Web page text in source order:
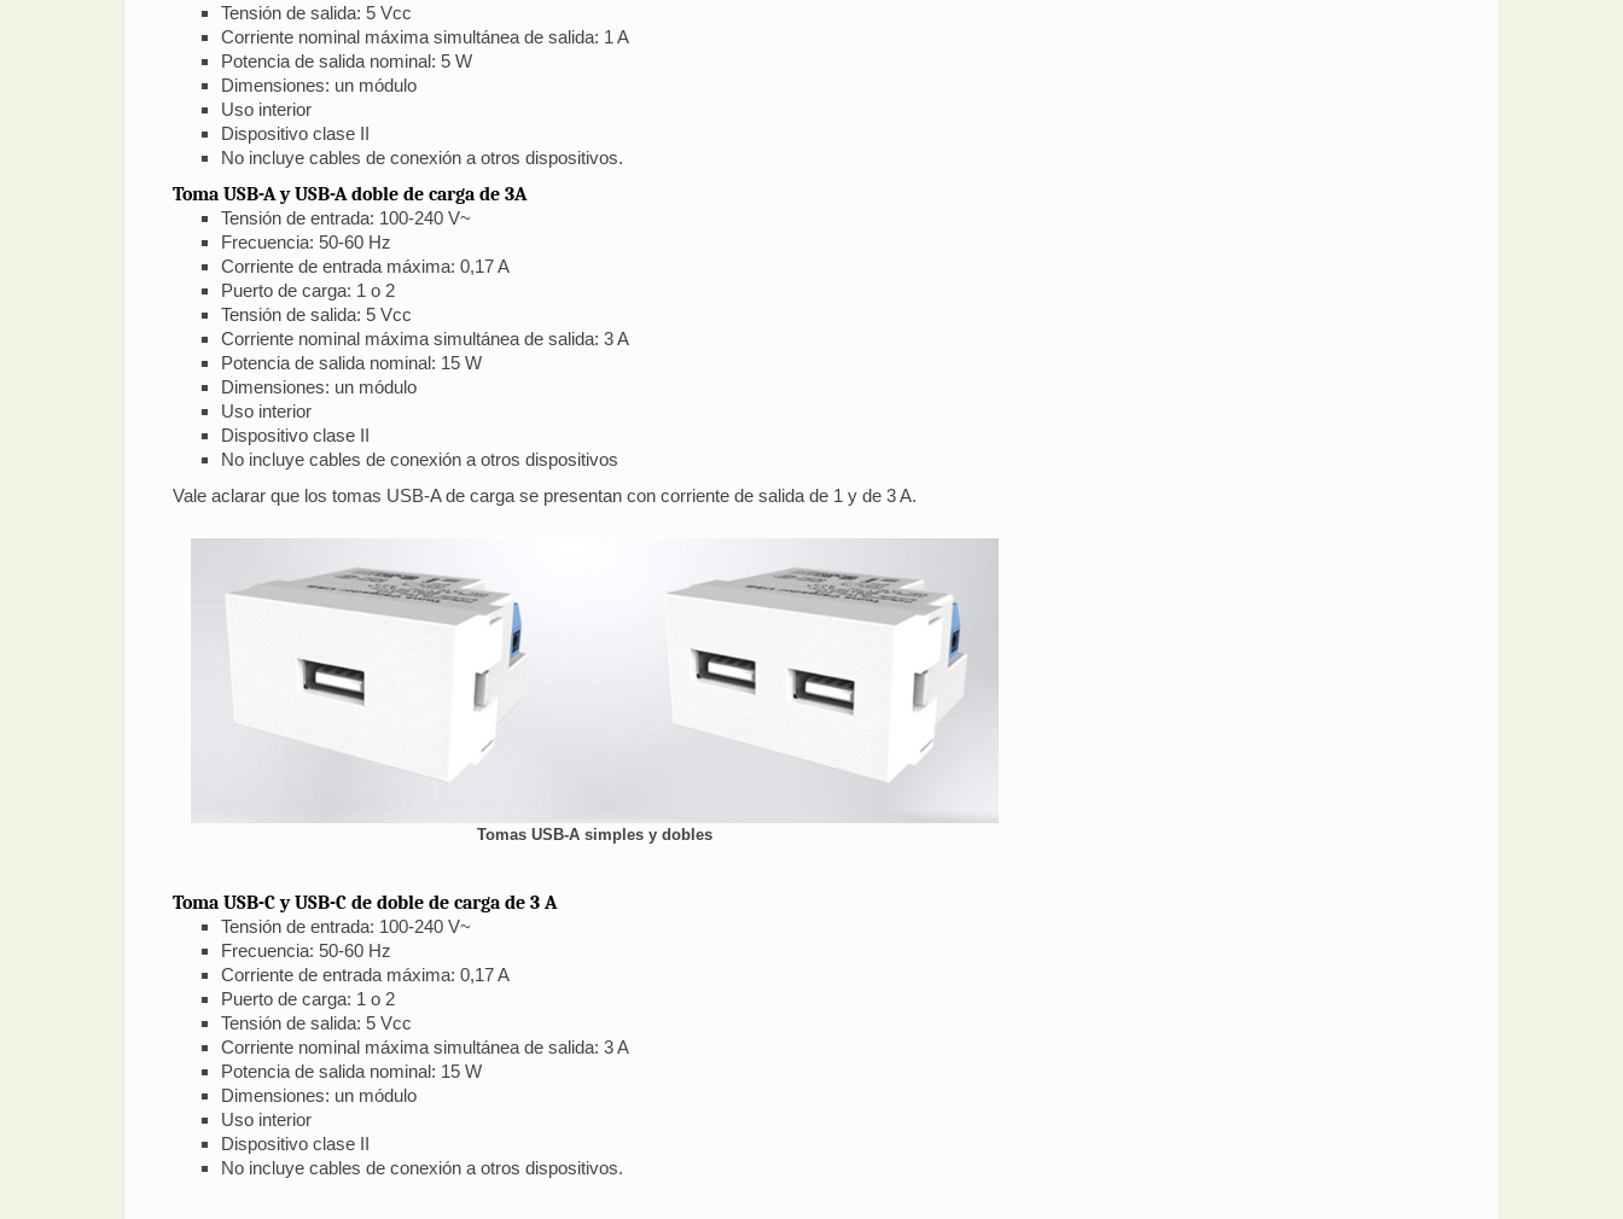
Tensión de salida: 5 Vcc
Corriente nominal máxima simultánea de salida: 1 A
Potencia de salida nominal: 5 W
Dimensiones: un módulo
Uso interior
Dispositivo clase II
No incluye cables de conexión a otros dispositivos.
Toma USB-A y USB-A doble de carga de 3A
Tensión de entrada: 100-240 V~
Frecuencia: 50-60 Hz
Corriente de entrada máxima: 0,17 A
Puerto de carga: 1 o 2
Tensión de salida: 5 Vcc
Corriente nominal máxima simultánea de salida: 3 A
Potencia de salida nominal: 15 W
Dimensiones: un módulo
Uso interior
Dispositivo clase II
No incluye cables de conexión a otros dispositivos
Vale aclarar que los tomas USB-A de carga se presentan con corriente de salida de 1 y de 3 A.
Tomas USB-A simples y dobles
Toma USB-C y USB-C de doble de carga de 3 A
Tensión de entrada: 100-240 V~
Frecuencia: 50-60 Hz
Corriente de entrada máxima: 0,17 A
Puerto de carga: 1 o 2
Tensión de salida: 5 Vcc
Corriente nominal máxima simultánea de salida: 3 A
Potencia de salida nominal: 15 W
Dimensiones: un módulo
Uso interior
Dispositivo clase II
No incluye cables de conexión a otros dispositivos.